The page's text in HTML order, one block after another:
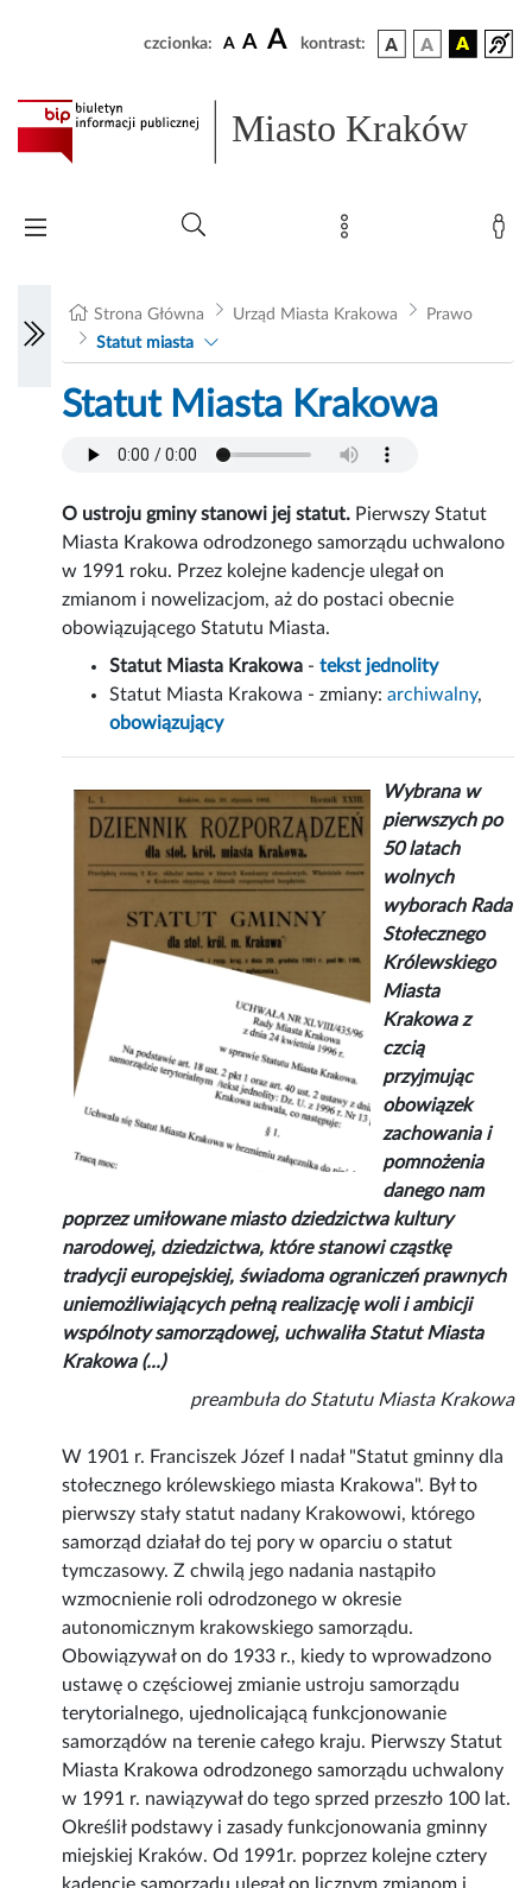
czcionka: A A A kontrast:
Miasto Kraków
Strona Główna Urząd Miasta Krakowa
Prawo
Statut miasta
Statut Miasta Krakowa
O ustroju gminy stanowi jej statut. Pierwszy Statut
Miasta Krakowa odrodzonego samorządu uchwalono
w 1991 roku. Przez kolejne kadencje ulegał on
zmianom i nowelizacjom, aż do postaci obecnie
obowiązującego Statutu Miasta.
Statut Miasta Krakowa -tekst jednolity
Statut Miasta Krakowa - zmiany:archiwalny,
obowiązujący
Wybrana w
pierwszych po
50 latach
wolnych
wyborach Rada
Stołecznego
Królewskiego
Miasta
Krakowa z
czcią
przyjmując
obowiązek
zachowania i
pomnożenia
danego nam
poprzez umiłowane miasto dziedzictwa kultury
narodowej, dziedzictwa, które stanowi cząstkę
tradycji europejskiej, świadoma ograniczeń prawnych
uniemożliwiających pełną realizację woli i ambicji
wspólnoty samorządowej, uchwaliła Statut Miasta
Krakowa (...)
preambuła do Statutu Miasta Krakowa
W 1901 r. Franciszek Józef I nadał "Statut gminny dla
stołecznego królewskiego miasta Krakowa". Był to
pierwszy stały statut nadany Krakowowi, którego
samorząd działał do tej pory w oparciu o statut
tymczasowy. Z chwilą jego nadania nastąpiło
wzmocnienie roli odrodzonego w okresie
autonomicznym krakowskiego samorządu.
Obowiązywał on do 1933 r., kiedy to wprowadzono
ustawę o częściowej zmianie ustroju samorządu
terytorialnego, ujednolicającą funkcjonowanie
samorządów na terenie całego kraju. Pierwszy Statut
Miasta Krakowa odrodzonego samorządu uchwalony
w 1991 r. nawiązywał do tego sprzed przeszło 100 lat.
Określił podstawy i zasady funkcjonowania gminny
miejskiej Kraków. Od 1991r. poprzez kolejne cztery